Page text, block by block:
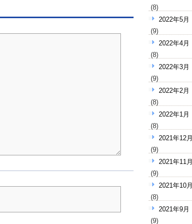
(8)
2022年5月
(9)
2022年4月
(8)
2022年3月
(9)
2022年2月
(8)
2022年1月
(8)
2021年12月
(9)
2021年11月
(9)
2021年10月
(8)
2021年9月
(9)